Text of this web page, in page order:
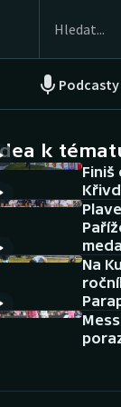
Podcasty
Historické
Aplikace ČT
AZ kvíz
k
Finiš
Na